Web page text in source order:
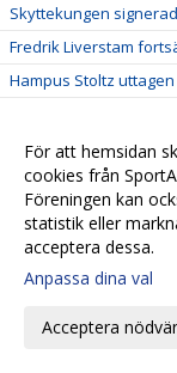
Skyttekungen
Fredrik Liverstam
Hampus Stoltz
Årets enda mål gav
Eskils går för
”Olli” vill tangera
FC Trollhättan -
Revanschsugen
Johan Albin uttagen
Seger mot Lunds BK
För att hemsidan
cookies från
Föreningen kan
statistik eller
acceptera dessa.
Anpassa dina val
Acceptera